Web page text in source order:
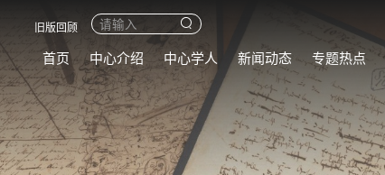
旧版回顾
首页 中心介绍 中心学人 新闻动态 专题热点